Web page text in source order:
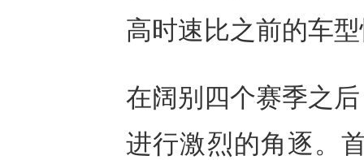
高时速比之前的车
在阔别四个赛季之
进行激烈的角逐。